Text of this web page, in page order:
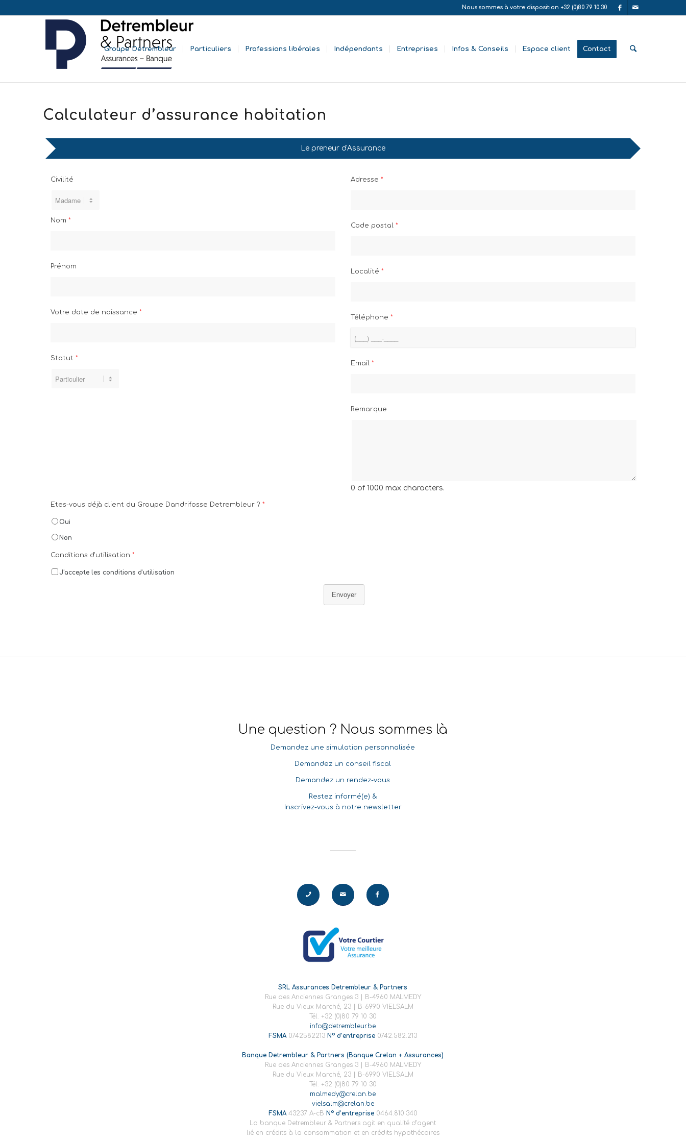
Nous sommes à votre disposition +32 (0)80 79 10 30
Groupe Detrembleur Particuliers Professions libérales Indépendants Entreprises Infos & Conseils Espace client Contact
Calculateur d’assurance habitation
Le preneur d'Assurance
Civilité
Nom *
Prénom
Votre date de naissance *
Statut *
Adresse *
Code postal *
Localité *
Téléphone *
Email *
Remarque
0 of 1000 max characters.
Etes-vous déjà client du Groupe Dandrifosse Detrembleur ? *
Oui
Non
Conditions d'utilisation *
J'accepte les conditions d'utilisation
Envoyer
Une question ? Nous sommes là
Demandez une simulation personnalisée
Demandez un conseil fiscal
Demandez un rendez-vous
Restez informé(e) &
Inscrivez-vous à notre newsletter
SRL Assurances Detrembleur & Partners
Rue des Anciennes Granges 3 | B-4960 MALMEDY
Rue du Vieux Marché, 23 | B-6990 VIELSALM
Tél. +32 (0)80 79 10 30
info@detrembleur.be
FSMA0742582213 N° d’entreprise 0742.582.213
Banque Detrembleur & Partners (Banque Crelan + Assurances)
Rue des Anciennes Granges 3 | B-4960 MALMEDY
Rue du Vieux Marché, 23 | B-6990 VIELSALM
Tél. +32 (0)80 79 10 30
malmedy@crelan.be
vielsalm@crelan.be
FSMA43237 A-cB N° d’entreprise 0464.810.340
La banque Detrembleur & Partners agit en qualité d’agent
lié en crédits à la consommation et en crédits hypothécaires